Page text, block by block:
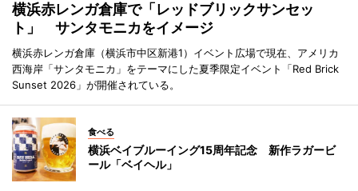
横浜赤レンガ倉庫で「レッドブリックサンセッ
ト」 サンタモニカをイメージ
横浜赤レンガ倉庫（横浜市中区新港1）イベント広場で現在、アメリカ
西海岸「サンタモニカ」をテーマにした夏季限定イベント「Red Brick
Sunset 2026」が開催されている。
食べる
横浜ベイブルーイング15周年記念 新作ラガービ
ール「ベイヘル」